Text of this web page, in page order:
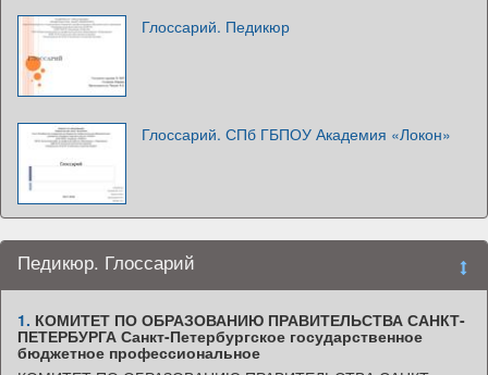
Глоссарий. Педикюр
Глоссарий. СПб ГБПОУ Академия «Локон»
Педикюр. Глоссарий
1. КОМИТЕТ ПО ОБРАЗОВАНИЮ ПРАВИТЕЛЬСТВА САНКТ-
ПЕТЕРБУРГА Санкт-Петербургское государственное
бюджетное профессиональное